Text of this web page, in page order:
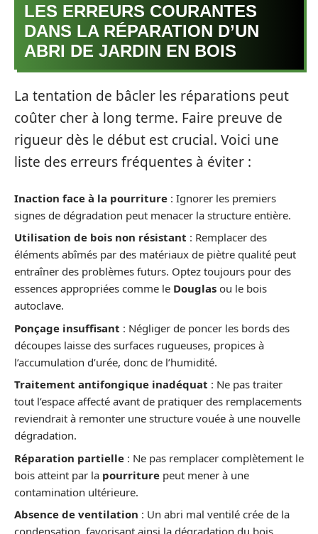
LES ERREURS COURANTES
DANS LA RÉPARATION D’UN
ABRI DE JARDIN EN BOIS
La tentation de bâcler les réparations peut
coûter cher à long terme. Faire preuve de
rigueur dès le début est crucial. Voici une
liste des erreurs fréquentes à éviter :
Inaction face à la pourriture : Ignorer les premiers
signes de dégradation peut menacer la structure entière.
Utilisation de bois non résistant : Remplacer des
éléments abîmés par des matériaux de piètre qualité peut
entraîner des problèmes futurs. Optez toujours pour des
essences appropriées comme le Douglas ou le bois
autoclave.
Ponçage insuffisant : Négliger de poncer les bords des
découpes laisse des surfaces rugueuses, propices à
l’accumulation d’urée, donc de l’humidité.
Traitement antifongique inadéquat : Ne pas traiter
tout l’espace affecté avant de pratiquer des remplacements
reviendrait à remonter une structure vouée à une nouvelle
dégradation.
Réparation partielle : Ne pas remplacer complètement le
bois atteint par la pourriture peut mener à une
contamination ultérieure.
Absence de ventilation : Un abri mal ventilé crée de la
condensation, favorisant ainsi la dégradation du bois.